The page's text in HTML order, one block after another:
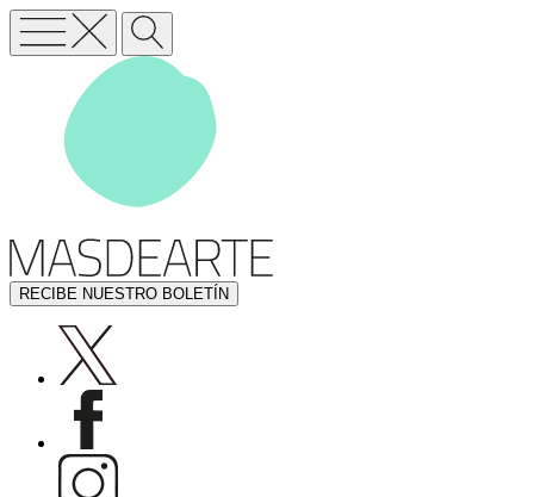
RECIBE NUESTRO BOLETÍN